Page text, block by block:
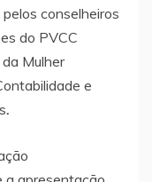
conselheiros
do PVCC
Mulher
e
.